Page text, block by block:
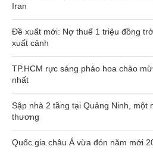
Iran
Đề xuất mới: Nợ thuế 1 triệu đồng
xuất cảnh
TP.HCM rực sáng pháo hoa chào
nhất
Sập nhà 2 tầng tại Quảng Ninh, một
thương
Quốc gia châu Á vừa đón năm mới